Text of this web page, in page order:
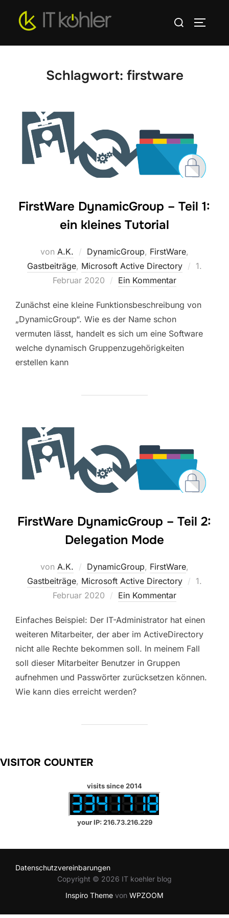
Inhalt
Suchen
Schlagwort: firstware
FirstWare DynamicGroup – Teil 1:
ein kleines Tutorial
von A.K. DynamicGroup, FirstWare,
Gastbeiträge, Microsoft Active Directory
1.
Februar 2020
Ein Kommentar
Zunächst eine kleine Funktionsbeschreibung von
„DynamicGroup“. Wie es der Name schon
vermuten lässt, handelt es sich um eine Software
welche dynamisch Gruppenzugehörigkeiten
erstellen kann
FirstWare DynamicGroup – Teil 2:
Delegation Mode
von A.K. DynamicGroup, FirstWare,
Gastbeiträge, Microsoft Active Directory
1.
Februar 2020
Ein Kommentar
Einfaches Beispiel: Der IT-Administrator hat einen
weiteren Mitarbeiter, der aber im ActiveDirectory
nicht alle Rechte bekommen soll. In meinem Fall
soll dieser Mitarbeiter Benutzer in Gruppen
aufnehmen und Passwörter zurücksetzen können.
Wie kann dies erreicht werden?
VISITOR COUNTER
visits since 2014
your IP: 216.73.216.229
Datenschutzvereinbarungen
Copyright © 2026 IT koehler blog
Inspiro Theme von WPZOOM